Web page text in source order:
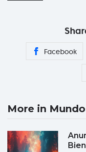
Facebook
More in Mundo